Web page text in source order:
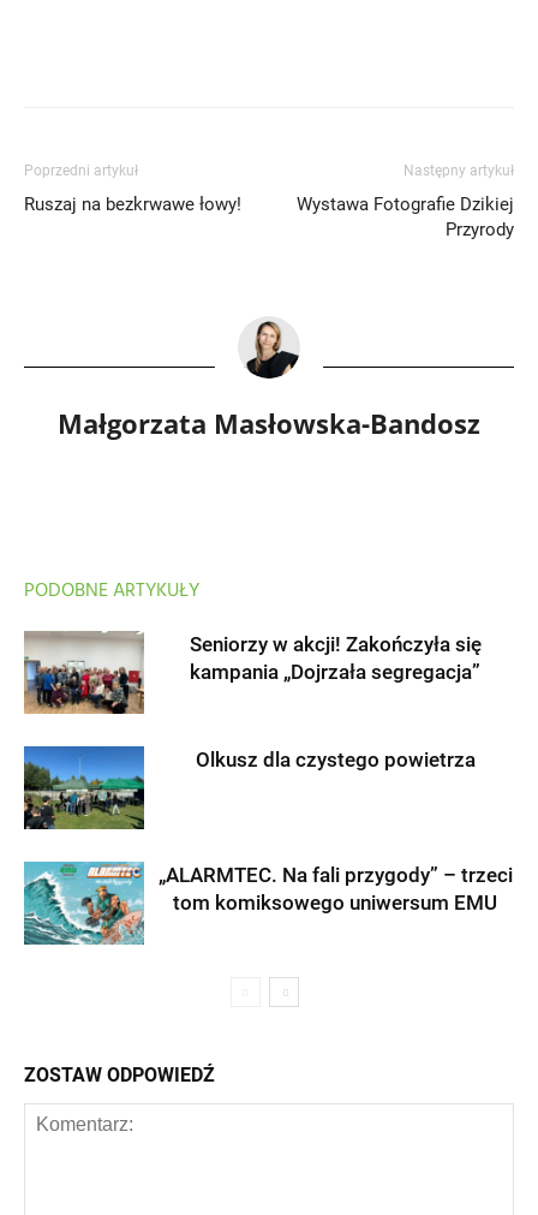
Poprzedni artykuł
Ruszaj na bezkrwawe łowy!
Następny artykuł
Wystawa Fotografie Dzikiej
Przyrody
Małgorzata Masłowska-Bandosz
PODOBNE ARTYKUŁY
Seniorzy w akcji! Zakończyła się
kampania „Dojrzała segregacja”
Olkusz dla czystego powietrza
„ALARMTEC. Na fali przygody” – trzeci
tom komiksowego uniwersum EMU
ZOSTAW ODPOWIEDŹ